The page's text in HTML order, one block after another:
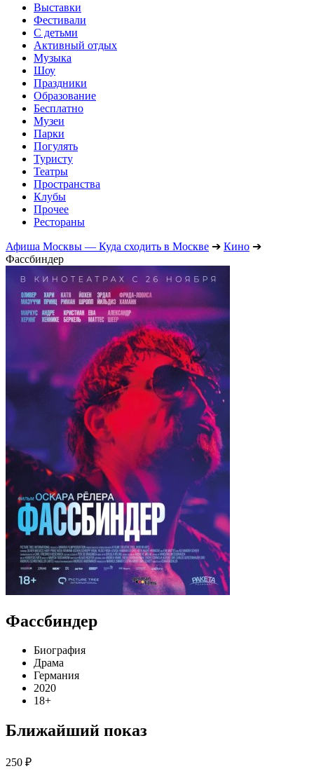
Выставки
Фестивали
С детьми
Активный отдых
Музыка
Шоу
Праздники
Образование
Бесплатно
Музеи
Парки
Погулять
Туристу
Театры
Пространства
Клубы
Прочее
Рестораны
Афиша Москвы — Куда сходить в Москве ➔ Кино ➔
Фассбиндер
Фассбиндер
Биография
Драма
Германия
2020
18+
Ближайший показ
250 ₽